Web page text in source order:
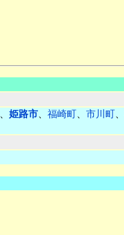
、 姫路市、 福崎町、 市川町、